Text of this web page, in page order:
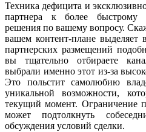
Техника дефицита и
партнера к более быстрому
решения по вашему вопросу.
вашем контент-плане выделяет
партнерских размещений
вы тщательно отбираете
выбрали именно этот из-за
Это польстит самолюбию
уникальной возможности,
текущий момент. Ограничение
может подтолкнуть
обсуждения условий сделки.